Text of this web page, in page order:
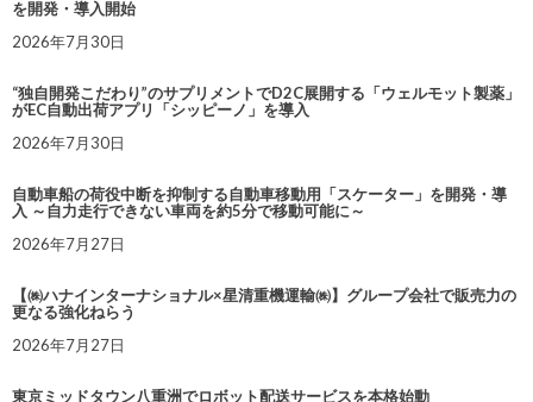
を開発・導入開始
2026年7月30日
“独自開発こだわり”のサプリメントでD2C展開する「ウェルモット製薬」
がEC自動出荷アプリ「シッピーノ」を導入
2026年7月30日
自動車船の荷役中断を抑制する自動車移動用「スケーター」を開発・導
入 ～自力走行できない車両を約5分で移動可能に～
2026年7月27日
【㈱ハナインターナショナル×星清重機運輸㈱】グループ会社で販売力の
更なる強化ねらう
2026年7月27日
東京ミッドタウン八重洲でロボット配送サービスを本格始動